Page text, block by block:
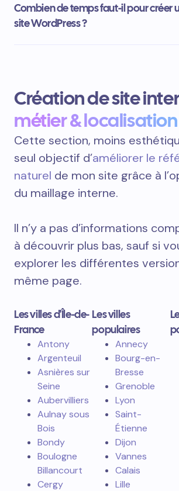
Combien de temps faut-il pour créer
site WordPress ?
Création de site
métier & localisation
Cette section, moins
seul objectif d’améliorer le
naturel de mon site grâce à
du maillage interne.
Il n’y a pas d’informations
à découvrir plus bas, sauf si
explorer les différentes
même page.
Les villes d'Île-de-
France
Antony
Argenteuil
Asnières sur
Seine
Aubervilliers
Aulnay sous
Bois
Bondy
Boulogne
Billancourt
Cergy
Les villes
populaires
Annecy
Bourg-en-
Bresse
Grenoble
Lyon
Saint-
Étienne
Dijon
Vannes
Calais
Lille